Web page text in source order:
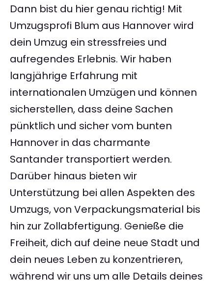
Dann bist du hier genau richtig! Mit
Umzugsprofi Blum aus Hannover wird
dein Umzug ein stressfreies und
aufregendes Erlebnis. Wir haben
langjährige Erfahrung mit
internationalen Umzügen und können
sicherstellen, dass deine Sachen
pünktlich und sicher vom bunten
Hannover in das charmante
Santander transportiert werden.
Darüber hinaus bieten wir
Unterstützung bei allen Aspekten des
Umzugs, von Verpackungsmaterial bis
hin zur Zollabfertigung. Genieße die
Freiheit, dich auf deine neue Stadt und
dein neues Leben zu konzentrieren,
während wir uns um alle Details deines